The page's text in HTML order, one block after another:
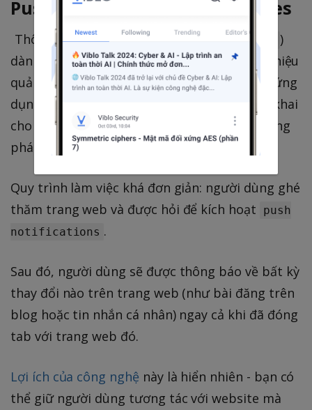
Push notifications cho websites
Thông báo ứng dụng ( Push notifications
)
dành cho thiết bị di động là phương tiện có hiệu
quả cao để kéo người dùng tham gia vào lại ứng
dụng. Và gần đây ý tưởng này đã được triển khai
cho các trang web và đang trở thành xu hướng
phát triển web mới.
Quy trình làm việc khá đơn giản: người dùng ghé
thăm trang web và được hỏi để kích hoạt
push
notifications .
Sau đó, người dùng sẽ được thông báo về bất kỳ
thay đổi nào trên trang web (như bài đăng trên
blog hoặc tin nhắn cá nhân) ngay cả khi đã đóng
tab với trang web đó.
Lợi ích của công nghệ này là hiển nhiên - bạn có
thể giữ người dùng tương tác với website mà